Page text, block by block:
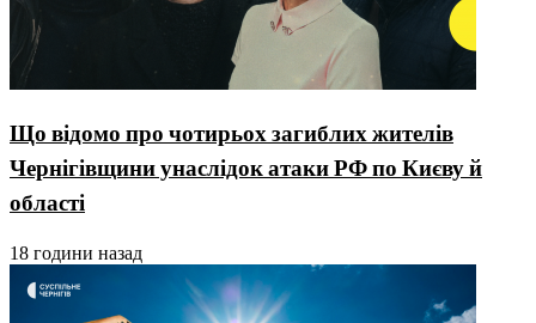
Що відомо про чотирьох загиблих жителів
Чернігівщини унаслідок атаки РФ по Києву й
області
18 години назад